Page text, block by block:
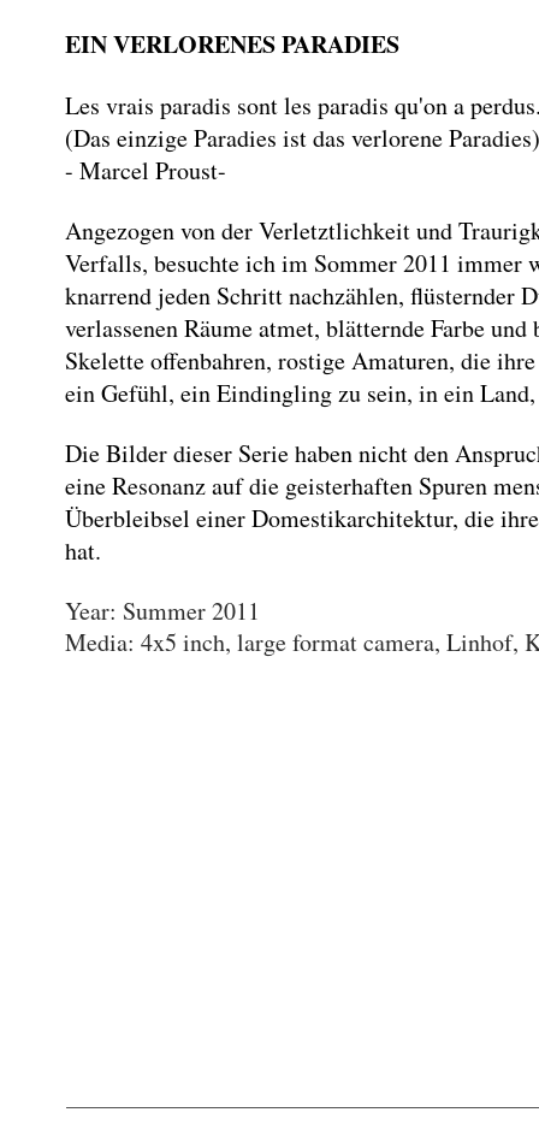
EIN VERLORENES PARADIES
Les vrais paradis sont les paradis qu'on a
(Das einzige Paradies ist das verlorene
- Marcel Proust-
Angezogen von der Verletztlichkeit und
Verfalls, besuchte ich im Sommer 2011 immer
knarrend jeden Schritt nachzählen, flüsternder
verlassenen Räume atmet, blätternde Farbe
Skelette offenbahren, rostige Amaturen, die
ein Gefühl, ein Eindingling zu sein, in ein
Die Bilder dieser Serie haben nicht den
eine Resonanz auf die geisterhaften Spuren
Überbleibsel einer Domestikarchitektur, die
hat.
Year: Summer 2011
Media: 4x5 inch, large format camera,